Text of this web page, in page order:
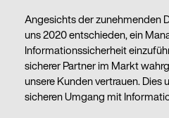
Angesichts der zunehmenden
uns 2020 entschieden, ein
Informationssicherheit
sicherer Partner im Markt
unsere Kunden vertrauen.
sicheren Umgang mit